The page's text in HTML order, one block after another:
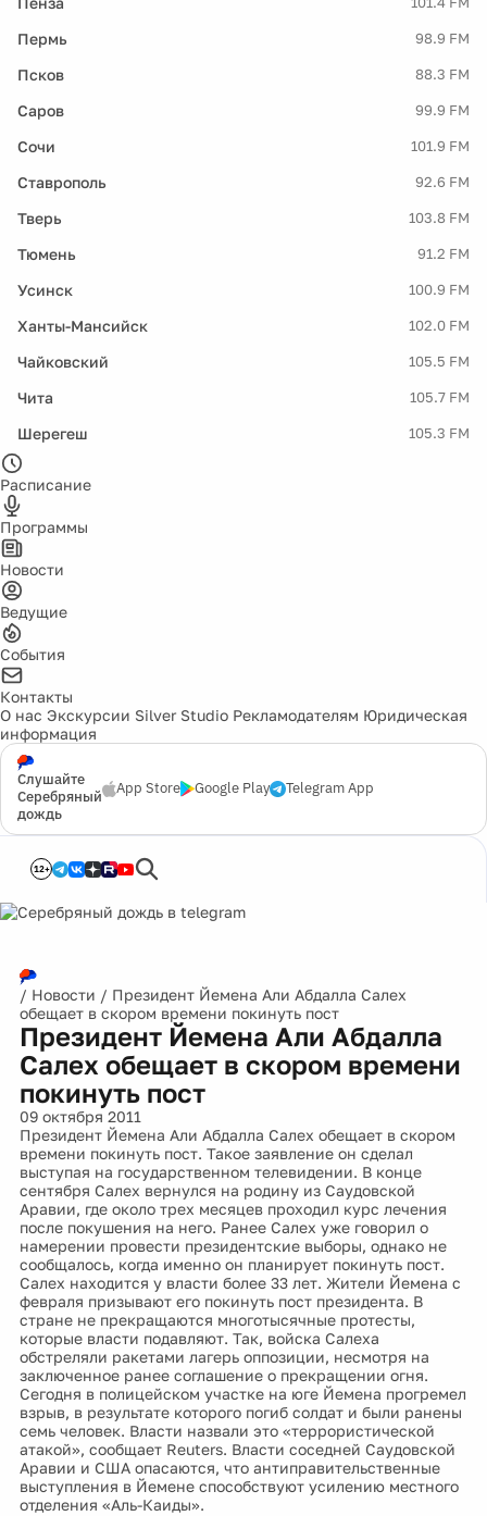
Пермь 98.9 FM
Псков 88.3 FM
Саров 99.9 FM
Сочи 101.9 FM
Ставрополь 92.6 FM
Тверь 103.8 FM
Тюмень 91.2 FM
Усинск 100.9 FM
Ханты-Мансийск 102.0 FM
Чайковский 105.5 FM
Чита 105.7 FM
Шерегеш 105.3 FM
Расписание
Программы
Новости
Ведущие
События
Контакты
О нас Экскурсии Silver Studio Рекламодателям Юридическая
информация
Слушайте
Серебряный
дождь
App Store Google Play Telegram App
12+
/ Новости / Президент Йемена Али Абдалла Салех
обещает в скором времени покинуть пост
Президент Йемена Али Абдалла
Салех обещает в скором времени
покинуть пост
09 октября 2011
Президент Йемена Али Абдалла Салех обещает в скором
времени покинуть пост. Такое заявление он сделал
выступая на государственном телевидении. В конце
сентября Салех вернулся на родину из Саудовской
Аравии, где около трех месяцев проходил курс лечения
после покушения на него. Ранее Салех уже говорил о
намерении провести президентские выборы, однако не
сообщалось, когда именно он планирует покинуть пост.
Салех находится у власти более 33 лет. Жители Йемена с
февраля призывают его покинуть пост президента. В
стране не прекращаются многотысячные протесты,
которые власти подавляют. Так, войска Салеха
обстреляли ракетами лагерь оппозиции, несмотря на
заключенное ранее соглашение о прекращении огня.
Сегодня в полицейском участке на юге Йемена прогремел
взрыв, в результате которого погиб солдат и были ранены
семь человек. Власти назвали это «террористической
атакой», сообщает Reuters. Власти соседней Саудовской
Аравии и США опасаются, что антиправительственные
выступления в Йемене способствуют усилению местного
отделения «Аль-Каиды».